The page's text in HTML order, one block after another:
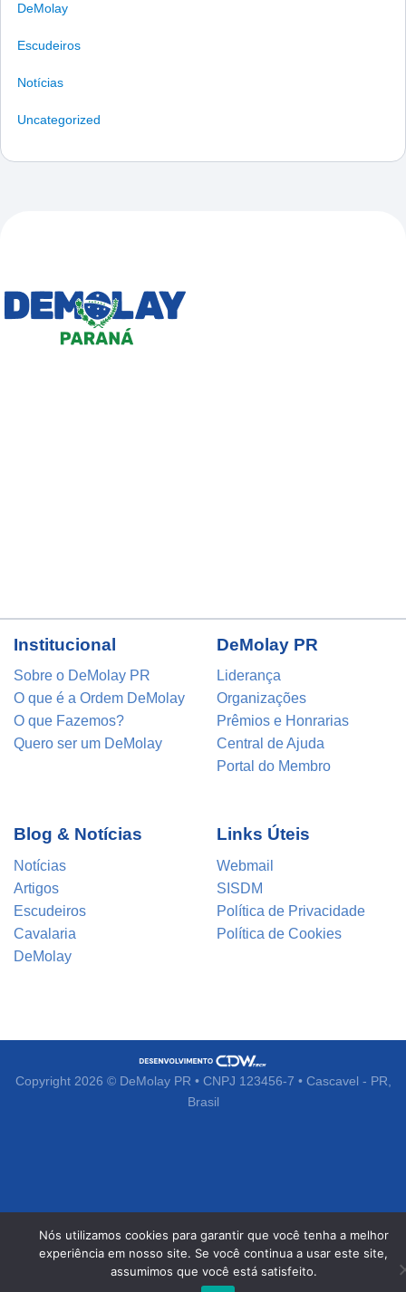
DeMolay
Escudeiros
Notícias
Uncategorized
Institucional
Sobre o DeMolay PR
O que é a Ordem DeMolay
O que Fazemos?
Quero ser um DeMolay
DeMolay PR
Liderança
Organizações
Prêmios e Honrarias
Central de Ajuda
Portal do Membro
Blog & Notícias
Notícias
Artigos
Escudeiros
Cavalaria
DeMolay
Links Úteis
Webmail
SISDM
Política de Privacidade
Política de Cookies
Copyright 2026 © DeMolay PR • CNPJ 123456-7 • Cascavel - PR,
Brasil
Nós utilizamos cookies para garantir que você tenha a melhor
experiência em nosso site. Se você continua a usar este site,
assumimos que você está satisfeito.